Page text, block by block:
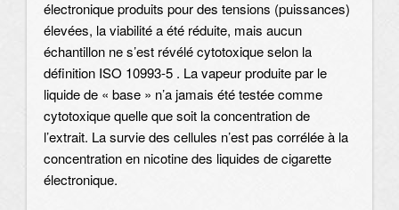
électronique produits pour des tensions (puissances)
élevées, la viabilité a été réduite, mais aucun
échantillon ne s’est révélé cytotoxique selon la
définition ISO 10993-5 . La vapeur produite par le
liquide de « base » n’a jamais été testée comme
cytotoxique quelle que soit la concentration de
l’extrait. La survie des cellules n’est pas corrélée à la
concentration en nicotine des liquides de cigarette
électronique.